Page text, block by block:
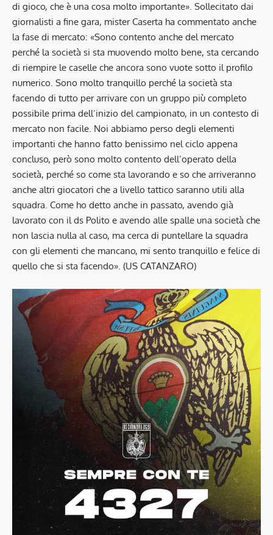
di gioco, che è una cosa molto importante». Sollecitato dai
giornalisti a fine gara, mister Caserta ha commentato anche
la fase di mercato: «Sono contento anche del mercato
perché la società si sta muovendo molto bene, sta cercando
di riempire le caselle che ancora sono vuote sotto il profilo
numerico. Sono molto tranquillo perché la società sta
facendo di tutto per arrivare con un gruppo più completo
possibile prima dell’inizio del campionato, in un contesto di
mercato non facile. Noi abbiamo perso degli elementi
importanti che hanno fatto benissimo nel ciclo appena
concluso, però sono molto contento dell’operato della
società, perché so come sta lavorando e so che arriveranno
anche altri giocatori che a livello tattico saranno utili alla
squadra. Come ho detto anche in passato, avendo già
lavorato con il ds Polito e avendo alle spalle una società che
non lascia nulla al caso, ma cerca di puntellare la squadra
con gli elementi che mancano, mi sento tranquillo e felice di
quello che si sta facendo». (US CATANZARO)